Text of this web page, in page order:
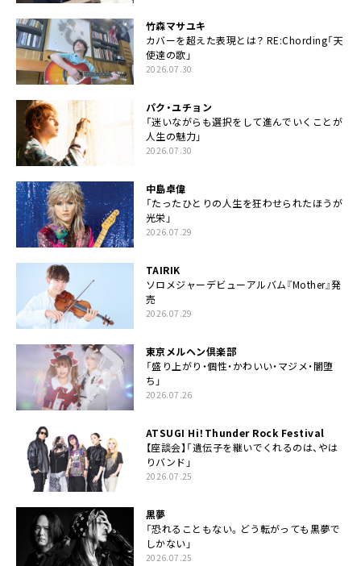
竹森マサユキ
カバーを超えた表現とは？ RE:Chording「天
使達の歌」
2026.07.30
パク・ユチョン
「迷いながらも選択をして進んでいくことが
人生の魅力」
2026.07.30
中島卓偉
「たったひとりの人生を狂わせられたほうが
光栄」
2026.07.29
TAIRIK
ソロメジャーデビューアルバム『Mother』発
売
2026.07.29
東京メルヘン倶楽部
「盛り上がり・個性・かわいい・マジメ・闇堕
ち」
2026.07.26
ATSUGI Hi！Thunder Rock Festival
【座談会】「遺伝子を継いでくれるのは、やは
りバンド」
2026.07.25
黒夢
「恐れることもない。どう転がっても黒夢で
しかない」
2026.07.25